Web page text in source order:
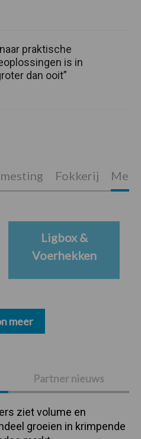
Partner nieuws
ziet volume en
groeien in krimpende
praktische
is in
dan ooit”
Fokkerij
Ligbox &
Voerhekken
meer